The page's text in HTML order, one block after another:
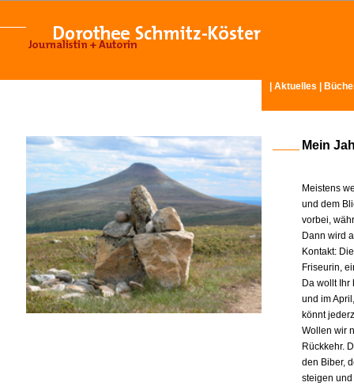
Aktuelles
Mein
Meistens
und dem
vorbei,
Dann wird
Kontakt:
Friseurin,
Da wollt
und im
könnt
Wollen wir
Rückkehr.
den Biber,
steigen